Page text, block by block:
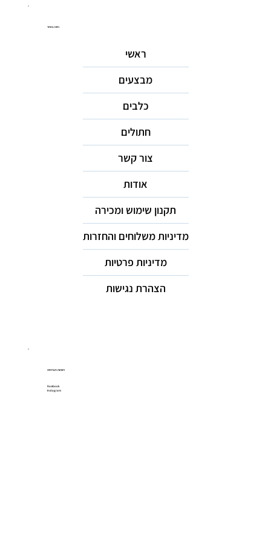
ניווט באתר
ראשי
מבצעים
כלבים
חתולים
צור קשר
אודות
תקנון שימוש ומכירה
מדיניות משלוחים והחזרות
מדיניות פרטיות
הצהרת נגישות
רשתות חברתיות
Facebook
Instagram